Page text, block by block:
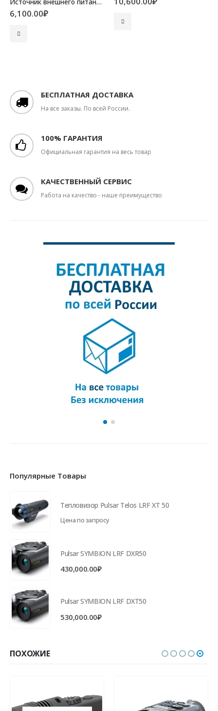
Источник внешнего питания EPS5
6,100.00₽
БЕСПЛАТНАЯ ДОСТАВКА
На все заказы. По всей России.
100% ГАРАНТИЯ
Официальная гарантия на весь товар
КАЧЕСТВЕННЫЙ СЕРВИС
Работа на качество - наше преимущество
Популярные Товары
Тепловизор Pulsar Telos LRF XT 50
Цена по запросу
Pulsar SYMBION LRF DXR50
430,000.00₽
Pulsar SYMBION LRF DXT50
530,000.00₽
ПОХОЖИЕ